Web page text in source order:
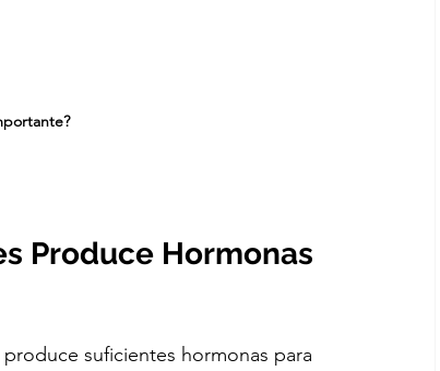
Produce Hormonas
suficientes hormonas para